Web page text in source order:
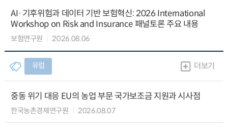
AI·기후위험과 데이터 기반 보험혁신: 2026 International
Workshop on Risk and Insurance 패널토론 주요 내용
보험연구원 2026.08.06
유럽 더보기
중동 위기 대응 EU의 농업 부문 국가보조금 지원과 시사점
한국농촌경제연구원 2026.08.07